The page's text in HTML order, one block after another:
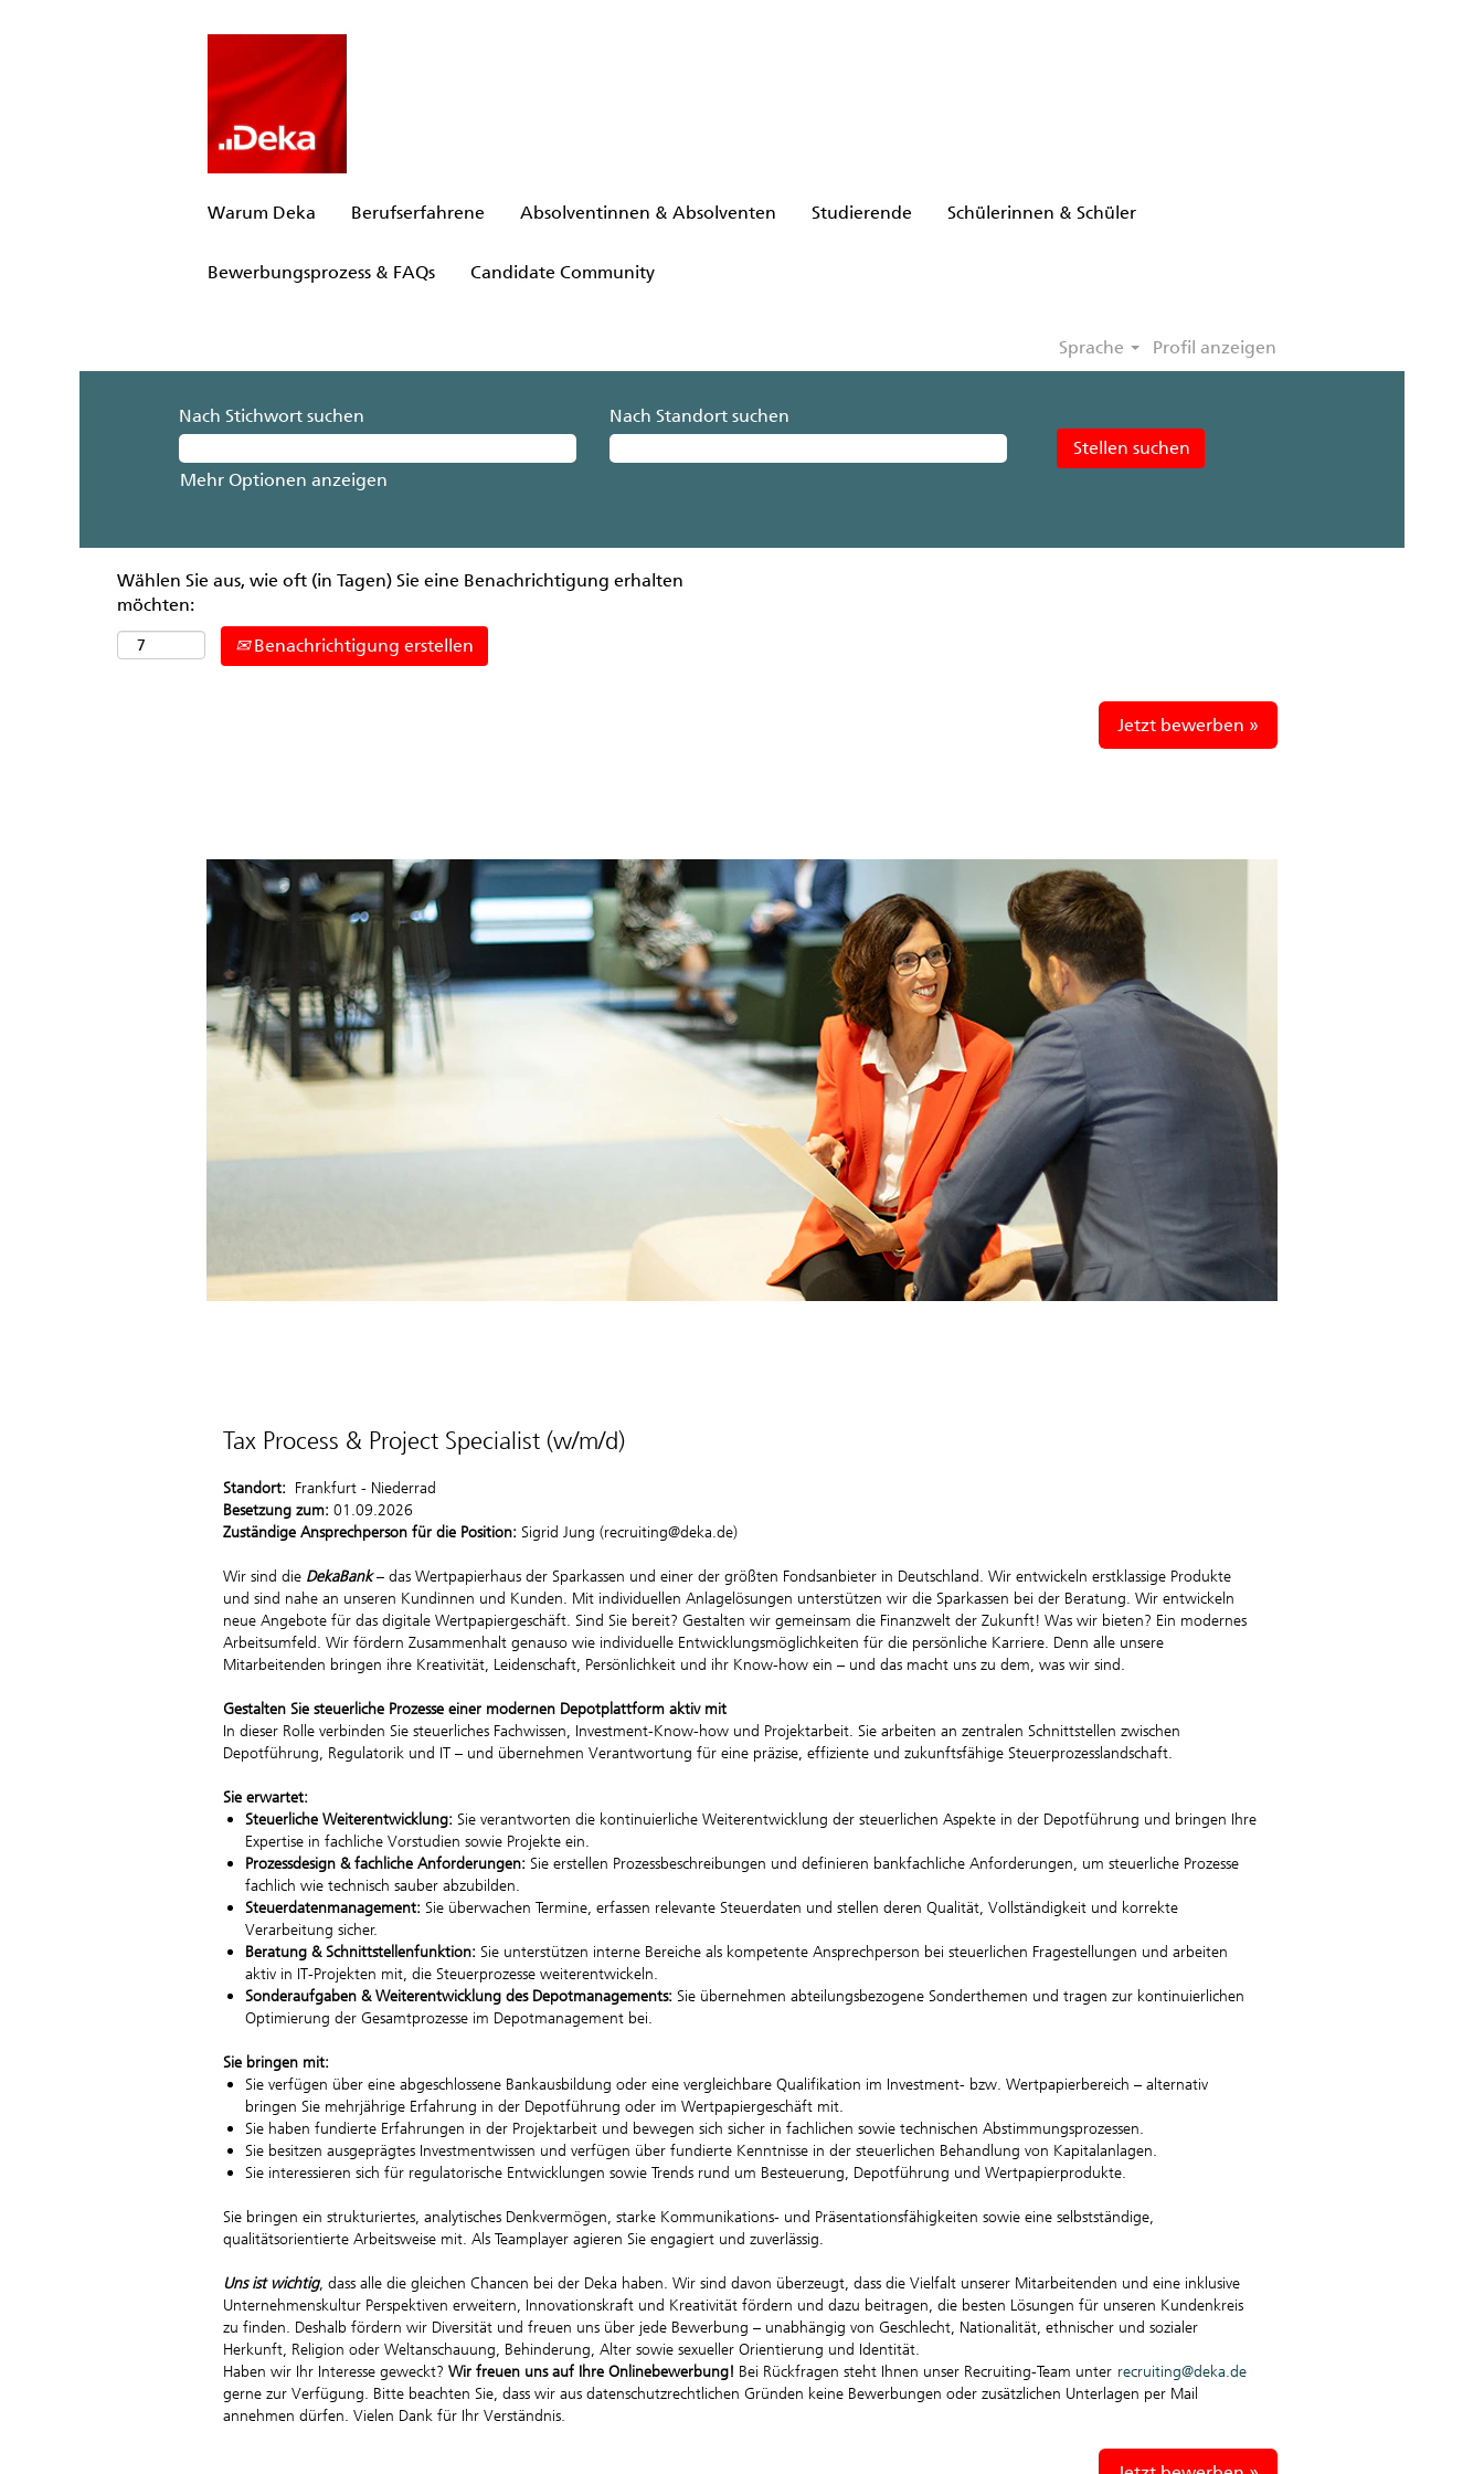
Warum Deka Berufserfahrene Absolventinnen & Absolventen Studierende Schülerinnen & Schüler
Bewerbungsprozess & FAQs Candidate Community
Sprache Profil anzeigen
Nach Stichwort suchen Nach Standort suchen
Mehr Optionen anzeigen
Wählen Sie aus, wie oft (in Tagen) Sie eine Benachrichtigung erhalten
möchten:
Benachrichtigung erstellen
Jetzt bewerben »
Tax Process & Project Specialist (w/m/d)
Standort: Frankfurt - Niederrad
Besetzung zum: 01.09.2026
Zuständige Ansprechperson für die Position: Sigrid Jung (recruiting@deka.de)
Wir sind die DekaBank– das Wertpapierhaus der Sparkassen und einer der größten Fondsanbieter in Deutschland. Wir entwickeln erstklassige Produkte
und sind nahe an unseren Kundinnen und Kunden. Mit individuellen Anlagelösungen unterstützen wir die Sparkassen bei der Beratung. Wir entwickeln
neue Angebote für das digitale Wertpapiergeschäft. Sind Sie bereit? Gestalten wir gemeinsam die Finanzwelt der Zukunft! Was wir bieten? Ein modernes
Arbeitsumfeld. Wir fördern Zusammenhalt genauso wie individuelle Entwicklungsmöglichkeiten für die persönliche Karriere. Denn alle unsere
Mitarbeitenden bringen ihre Kreativität, Leidenschaft, Persönlichkeit und ihr Know-how ein – und das macht uns zu dem, was wir sind.
Gestalten Sie steuerliche Prozesse einer modernen Depotplattform aktiv mit
In dieser Rolle verbinden Sie steuerliches Fachwissen, Investment-Know-how und Projektarbeit. Sie arbeiten an zentralen Schnittstellen zwischen
Depotführung, Regulatorik und IT – und übernehmen Verantwortung für eine präzise, effiziente und zukunftsfähige Steuerprozesslandschaft.
Sie erwartet:
Steuerliche Weiterentwicklung: Sie verantworten die kontinuierliche Weiterentwicklung der steuerlichen Aspekte in der Depotführung und bringen Ihre
Expertise in fachliche Vorstudien sowie Projekte ein.
Prozessdesign & fachliche Anforderungen: Sie erstellen Prozessbeschreibungen und definieren bankfachliche Anforderungen, um steuerliche Prozesse
fachlich wie technisch sauber abzubilden.
Steuerdatenmanagement: Sie überwachen Termine, erfassen relevante Steuerdaten und stellen deren Qualität, Vollständigkeit und korrekte
Verarbeitung sicher.
Beratung & Schnittstellenfunktion: Sie unterstützen interne Bereiche als kompetente Ansprechperson bei steuerlichen Fragestellungen und arbeiten
aktiv in IT-Projekten mit, die Steuerprozesse weiterentwickeln.
Sonderaufgaben & Weiterentwicklung des Depotmanagements: Sie übernehmen abteilungsbezogene Sonderthemen und tragen zur kontinuierlichen
Optimierung der Gesamtprozesse im Depotmanagement bei.
Sie bringen mit:
Sie verfügen über eine abgeschlossene Bankausbildung oder eine vergleichbare Qualifikation im Investment- bzw. Wertpapierbereich – alternativ
bringen Sie mehrjährige Erfahrung in der Depotführung oder im Wertpapiergeschäft mit.
Sie haben fundierte Erfahrungen in der Projektarbeit und bewegen sich sicher in fachlichen sowie technischen Abstimmungsprozessen.
Sie besitzen ausgeprägtes Investmentwissen und verfügen über fundierte Kenntnisse in der steuerlichen Behandlung von Kapitalanlagen.
Sie interessieren sich für regulatorische Entwicklungen sowie Trends rund um Besteuerung, Depotführung und Wertpapierprodukte.
Sie bringen ein strukturiertes, analytisches Denkvermögen, starke Kommunikations- und Präsentationsfähigkeiten sowie eine selbstständige,
qualitätsorientierte Arbeitsweise mit. Als Teamplayer agieren Sie engagiert und zuverlässig.
Uns ist wichtig, dass alle die gleichen Chancen bei der Deka haben. Wir sind davon überzeugt, dass die Vielfalt unserer Mitarbeitenden und eine inklusive
Unternehmenskultur Perspektiven erweitern, Innovationskraft und Kreativität fördern und dazu beitragen, die besten Lösungen für unseren Kundenkreis
zu finden. Deshalb fördern wir Diversität und freuen uns über jede Bewerbung – unabhängig von Geschlecht, Nationalität, ethnischer und sozialer
Herkunft, Religion oder Weltanschauung, Behinderung, Alter sowie sexueller Orientierung und Identität.
Haben wir Ihr Interesse geweckt? Wir freuen uns auf Ihre Onlinebewerbung! Bei Rückfragen steht Ihnen unser Recruiting-Team unter recruiting@deka.de
gerne zur Verfügung. Bitte beachten Sie, dass wir aus datenschutzrechtlichen Gründen keine Bewerbungen oder zusätzlichen Unterlagen per Mail
annehmen dürfen. Vielen Dank für Ihr Verständnis.